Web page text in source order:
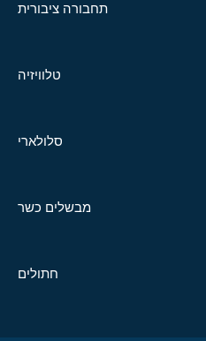
תחבורה ציבורית
טלוויזיה
סלולארי
מבשלים כשר
חתולים